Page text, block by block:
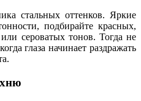
стальных оттенков. Яркие
подбирайте красных,
сероватых тонов. Тогда не
глаза начинает раздражать